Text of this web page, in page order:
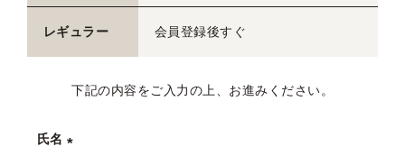
レギュラー 会員登録後すぐ
下記の内容をご入力の上、お進みください。
氏名